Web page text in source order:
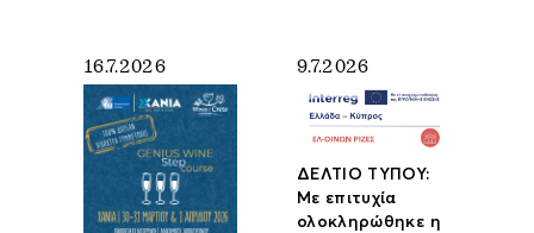
16.7.2026 9.7.2026
ΔΕΛΤΙΟ ΤΥΠΟΥ:
Με επιτυχία
ολοκληρώθηκε η